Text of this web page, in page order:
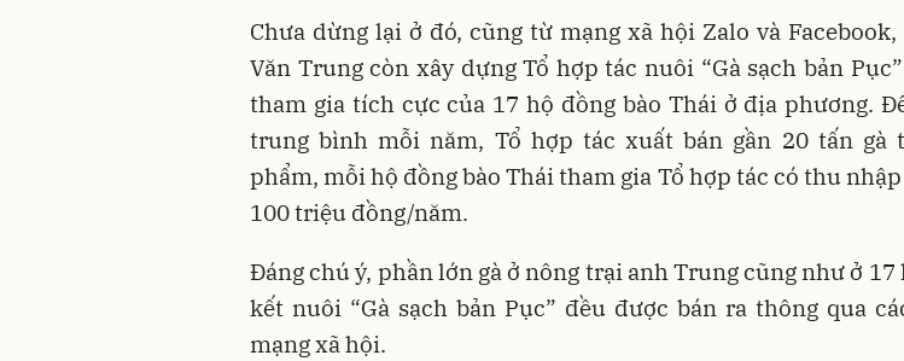
Chưa dừng lại ở đó, cũng từ mạng xã hội Zalo và Facebook,
Văn Trung còn xây dựng Tổ hợp tác nuôi “Gà sạch bản
tham gia tích cực của 17 hộ đồng bào Thái ở địa phương.
trung bình mỗi năm, Tổ hợp tác xuất bán gần 20 tấn gà
phẩm, mỗi hộ đồng bào Thái tham gia Tổ hợp tác có thu
100 triệu đồng/năm.
Đáng chú ý, phần lớn gà ở nông trại anh Trung cũng như ở 17
kết nuôi “Gà sạch bản Pục” đều được bán ra thông qua
mạng xã hội.